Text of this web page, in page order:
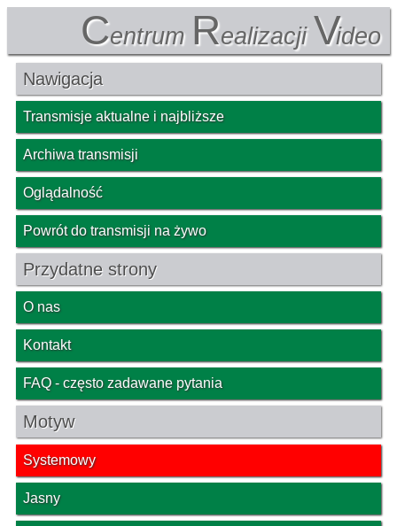
Centrum Realizacji Video
Nawigacja
Transmisje aktualne i najbliższe
Archiwa transmisji
Oglądalność
Powrót do transmisji na żywo
Przydatne strony
O nas
Kontakt
FAQ - często zadawane pytania
Motyw
Systemowy
Jasny